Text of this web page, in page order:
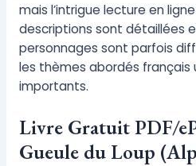
mais l’intrigue lecture en
descriptions sont détaillées
personnages sont parfois
les thèmes abordés français
importants.
Livre Gratuit PDF/
Gueule du Loup